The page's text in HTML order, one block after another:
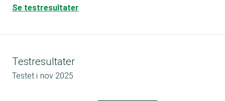
Se testresultater
Testresultater
Testet i nov 2025